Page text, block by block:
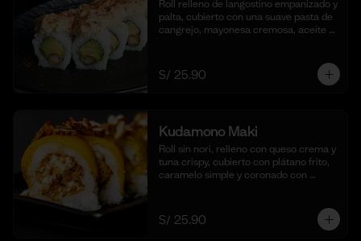
Roll relleno de langostino empanizado y
palta, cubierto con una suave pasta de
cangrejo, mayonesa cremosa, aceite
cortes).
S/ 25.90
Kudamono Maki
Roll sin nori, relleno con queso crema y
tuna crispy, cubierto con plátano frito,
caramelo simple y coronado con
S/ 25.90